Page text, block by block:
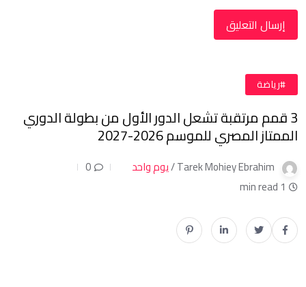
#رياضة
3 قمم مرتقبة تشعل الدور الأول من بطولة الدوري
الممتاز المصري للموسم 2026-2027
Tarek Mohiey Ebrahim / يوم واحد
0
1 min read